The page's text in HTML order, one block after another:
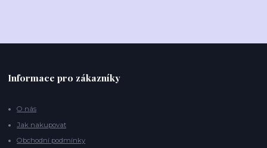
Informace pro zákazníky
O nás
Jak nakupovat
Obchodní podmínky